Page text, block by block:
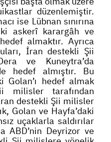
düzenlemiştir.
ise Lübnan sınırına
askerî karargâh ve
almaktır. Ayrıca
İran destekli Şii
ve Kuneytra’da
hedef almıştır. Bu
Golan’ı hedef almak
tarafından
destekli Şii milisler
Golan ve Hayfa’daki
uçaklarla saldırılar
ABD’nin Deyrizor ve